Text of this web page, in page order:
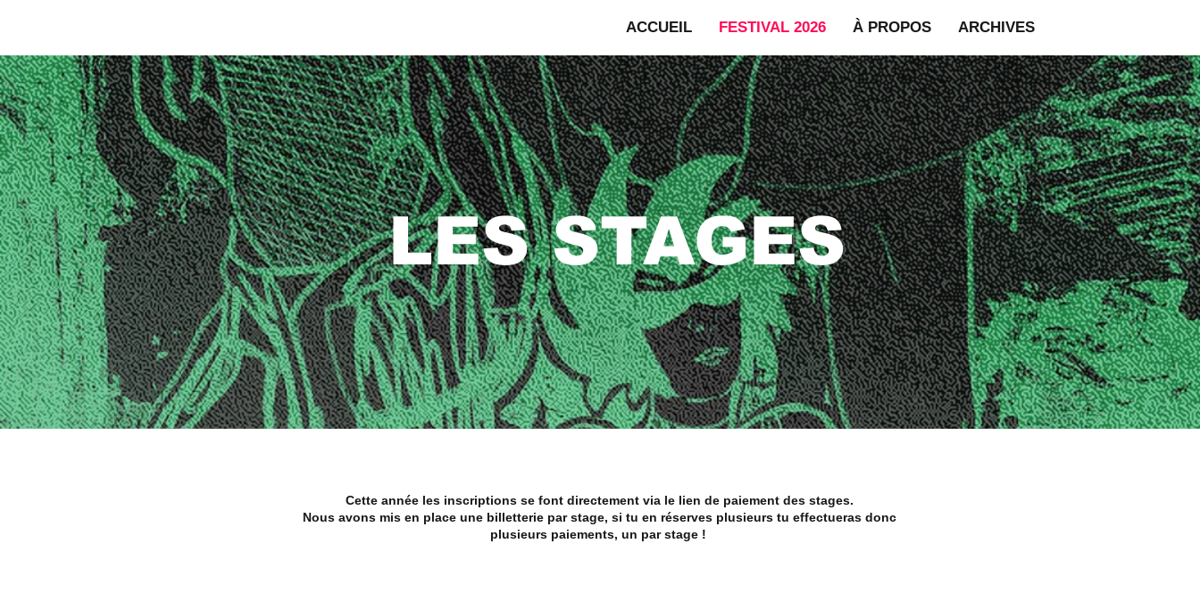
ACCUEIL FESTIVAL 2026 À PROPOS ARCHIVES
LES STAGES
Cette année les inscriptions se font directement via le lien de paiement des stages.
Nous avons mis en place une billetterie par stage, si tu en réserves plusieurs tu effectueras donc
plusieurs paiements, un par stage !